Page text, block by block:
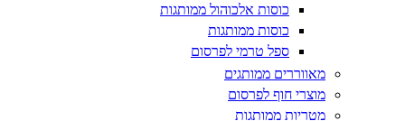
כוסות אלכוהול ממותגות
כוסות ממותגות
ספל טרמי לפרסום
מאווררים ממותגים
מוצרי חוף לפרסום
מטריות ממותגות